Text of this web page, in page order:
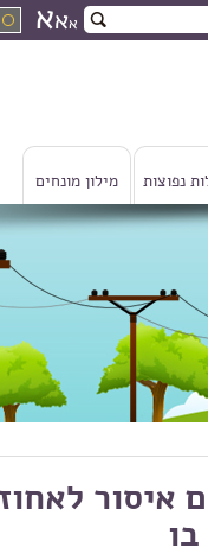
אאא
נפוצות מילון מונחים
איסור